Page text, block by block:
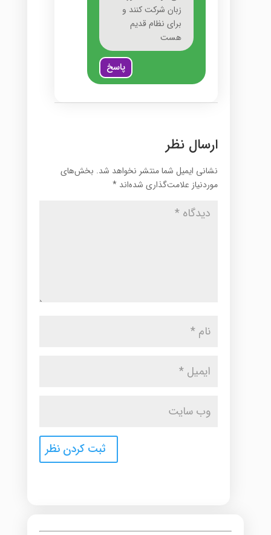
زبان شرکت کنند و
برای نظام قدیم
هست
پاسخ
ارسال نظر
نشانی ایمیل شما منتشر نخواهد شد. بخش‌های
موردنیاز علامت‌گذاری شده‌اند *